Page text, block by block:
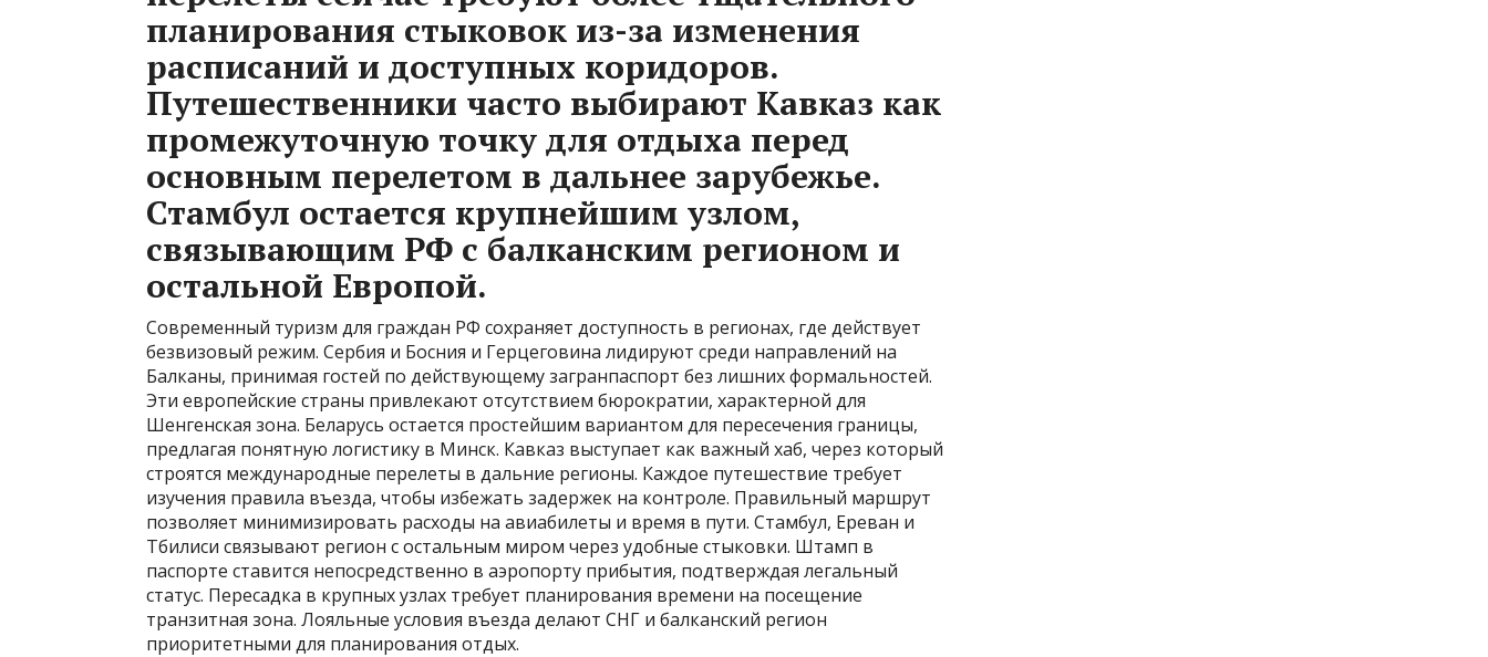
планирования стыковок из-за изменения
расписаний и доступных коридоров.
Путешественники часто выбирают Кавказ как
промежуточную точку для отдыха перед
основным перелетом в дальнее зарубежье.
Стамбул остается крупнейшим узлом,
связывающим РФ с балканским регионом и
остальной Европой.
Современный туризм для граждан РФ сохраняет доступность в регионах, где действует
безвизовый режим. Сербия и Босния и Герцеговина лидируют среди направлений на
Балканы, принимая гостей по действующему загранпаспорт без лишних формальностей.
Эти европейские страны привлекают отсутствием бюрократии, характерной для
Шенгенская зона. Беларусь остается простейшим вариантом для пересечения границы,
предлагая понятную логистику в Минск. Кавказ выступает как важный хаб, через который
строятся международные перелеты в дальние регионы. Каждое путешествие требует
изучения правила въезда, чтобы избежать задержек на контроле. Правильный маршрут
позволяет минимизировать расходы на авиабилеты и время в пути. Стамбул, Ереван и
Тбилиси связывают регион с остальным миром через удобные стыковки. Штамп в
паспорте ставится непосредственно в аэропорту прибытия, подтверждая легальный
статус. Пересадка в крупных узлах требует планирования времени на посещение
транзитная зона. Лояльные условия въезда делают СНГ и балканский регион
приоритетными для планирования отдых.